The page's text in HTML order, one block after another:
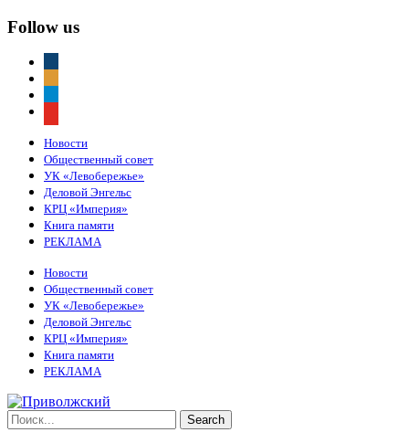
Follow us
Новости
Общественный совет
УК «Левобережье»
Деловой Энгельс
КРЦ «Империя»
Книга памяти
РЕКЛАМА
Новости
Общественный совет
УК «Левобережье»
Деловой Энгельс
КРЦ «Империя»
Книга памяти
РЕКЛАМА